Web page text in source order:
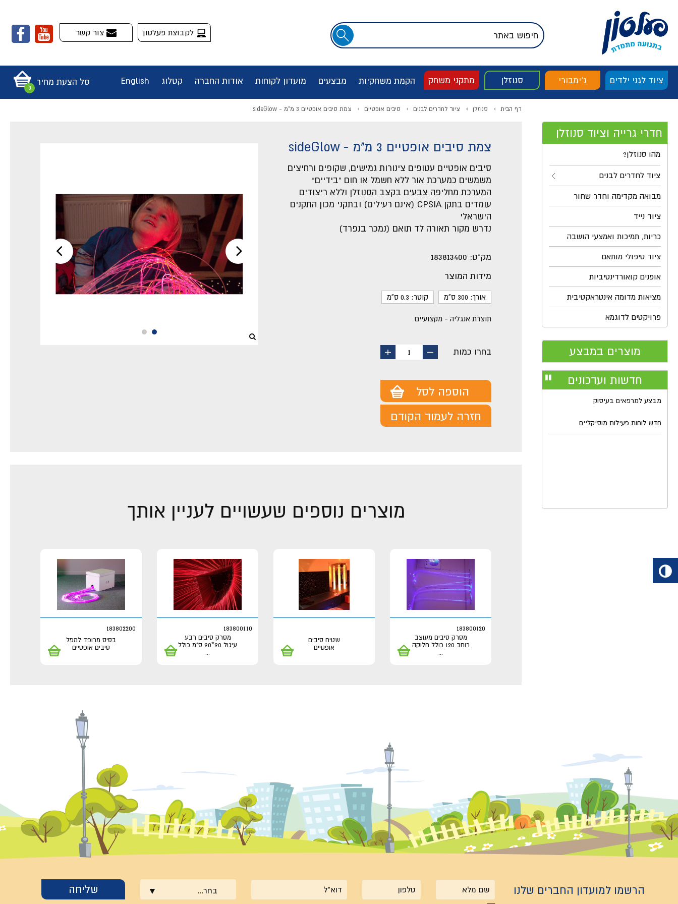
דלג לסרגל הניווט
דלג לתפריט ציוד
אודות החברה
דלג לסוף העמוד
חיפוש
לקבוצת פעלטון צור קשר
ציוד לגני ילדים ג'ימבורי סנוזלן מתקני משחק הקמת משחקיות מבצעים מועדון לקוחות אודות החברה קטלוג English סל הצעת מחיר
חדרי גרייה וציוד סנוזלן
מהו סנוזלן?
ציוד לחדרים לבנים
מבואה מקדימה וחדר שחור
ציוד נייד
כריות, תמיכות ואמצעי הושבה
ציוד טיפולי מותאם
אופנים קואורדינטיביות
מציאות מדומה אינטראקטיבית
פרויקטים לדוגמא
מוצרים במבצע
עצור
חדשות ועדכונים
מבצע למרפאים בעיסוק
חדש לוחות פעילות מוסיקליים
דף הבית סנוזלן ציוד לחדרים לבנים סיבים אופטיים צמת סיבים אופטיים 3 מ"מ - sideGlow
צמת סיבים אופטיים 3 מ"מ - sideGlow
סיבים אופטיים עטופים צינורות גמישים, שקופים ורחיצים
משמשים כמערכת אור ללא חשמל או חום "בידיים"
המערכת מחליפה צבעים בקצב הסנוזלן וללא ריצודים
עומדים בתקן CPSIA (אינם רעילים) ובתקני מכון התקנים
הישראלי
נדרש מקור תאורה לד תואם (נמכר בנפרד)
מק"ט: 183813400
מידות המוצר
אורך: 300 ס"מ קוטר: 0.3 ס"מ
תוצרת אנגליה - מקצועיים
בחרו כמות
החסר
1
הוסף
הוספה לסל
חזרה לעמוד הקודם
מוצרים נוספים שעשויים לעניין אותך
183800120
מסרק סיבים מעוצב
רוחב 120 כולל חלוקה
שטיח סיבים
אופטיים
183800110
מסרק סיבים רבע
עיגול 90*90 ס"מ כולל
183802200
בסיס מרופד למפל
סיבים אופטיים
הרשמו למועדון החברים שלנו בחר...